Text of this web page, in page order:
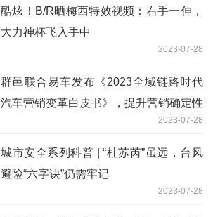
酷炫！B/R晒梅西特效视频：右手一伸，
大力神杯飞入手中
2023-07-28
群邑联合易车发布《2023全域链路时代
汽车营销变革白皮书》，提升营销确定性
2023-07-28
城市安全系列科普 | “杜苏芮”虽远，台风
避险“六字诀”仍需牢记
2023-07-28